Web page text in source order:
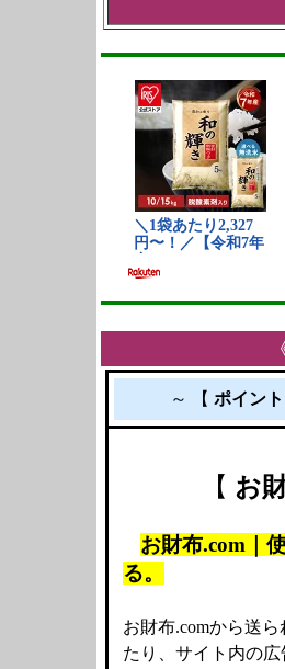
～ 【 ポイン
【 お
お財布.com｜
る。
お財布.comから送
たり、サイト内の